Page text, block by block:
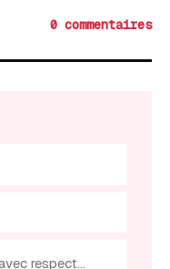
0 commentaires